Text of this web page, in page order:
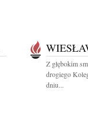
Z głębokim
drogiego
dniu...